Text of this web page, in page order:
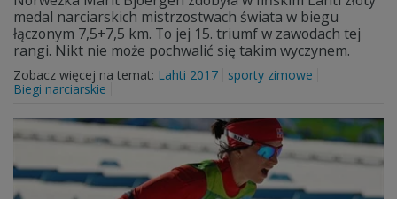
medal narciarskich mistrzostwach świata w biegu
łączonym 7,5+7,5 km. To jej 15. triumf w zawodach tej
rangi. Nikt nie może pochwalić się takim wyczynem.
Zobacz więcej na temat: Lahti 2017
sporty zimowe
Biegi narciarskie